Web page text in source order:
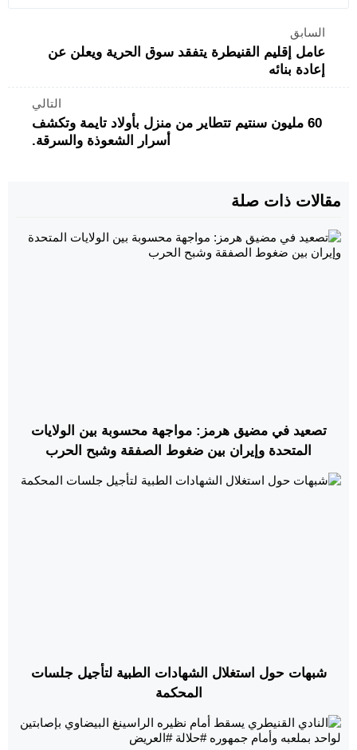
السابق
عامل إقليم القنيطرة يتفقد سوق الحرية ويعلن عن
إعادة بنائه
التالي
60 مليون سنتيم تتطاير من منزل بأولاد تايمة وتكشف
أسرار الشعوذة والسرقة.
مقالات ذات صلة
تصعيد في مضيق هرمز: مواجهة محسوبة بين الولايات
المتحدة وإيران بين ضغوط الصفقة وشبح الحرب
شبهات حول استغلال الشهادات الطبية لتأجيل جلسات
المحكمة